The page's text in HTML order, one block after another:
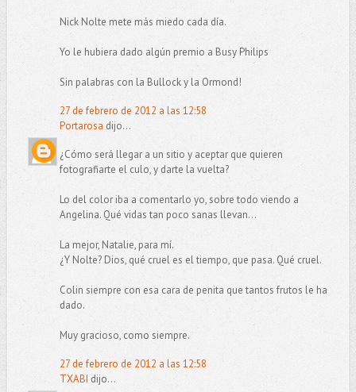
Nick Nolte mete más miedo cada día.
Yo le hubiera dado algún premio a Busy Philips
Sin palabras con la Bullock y la Ormond!
27 de febrero de 2012 a las 12:58
Portarosa dijo...
¿Cómo será llegar a un sitio y aceptar que quieren
fotografiarte el culo, y darte la vuelta?
Lo del color iba a comentarlo yo, sobre todo viendo a
Angelina. Qué vidas tan poco sanas llevan...
La mejor, Natalie, para mí.
¿Y Nolte? Dios, qué cruel es el tiempo, que pasa. Qué cruel.
Colin siempre con esa cara de penita que tantos frutos le ha
dado.
Muy gracioso, como siempre.
27 de febrero de 2012 a las 12:58
TXABI dijo...